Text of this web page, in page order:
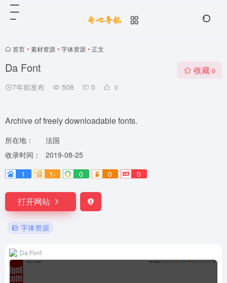
首页 • 素材资源 • 字体资源 • 正文
Da Font
7年前发布 508 0 0
收藏 0
Archive of freely downloadable fonts.
所在地：
法国
收录时间：
2019-08-25
1
1- 0 0 0
打开网站
字体资源
Da Font